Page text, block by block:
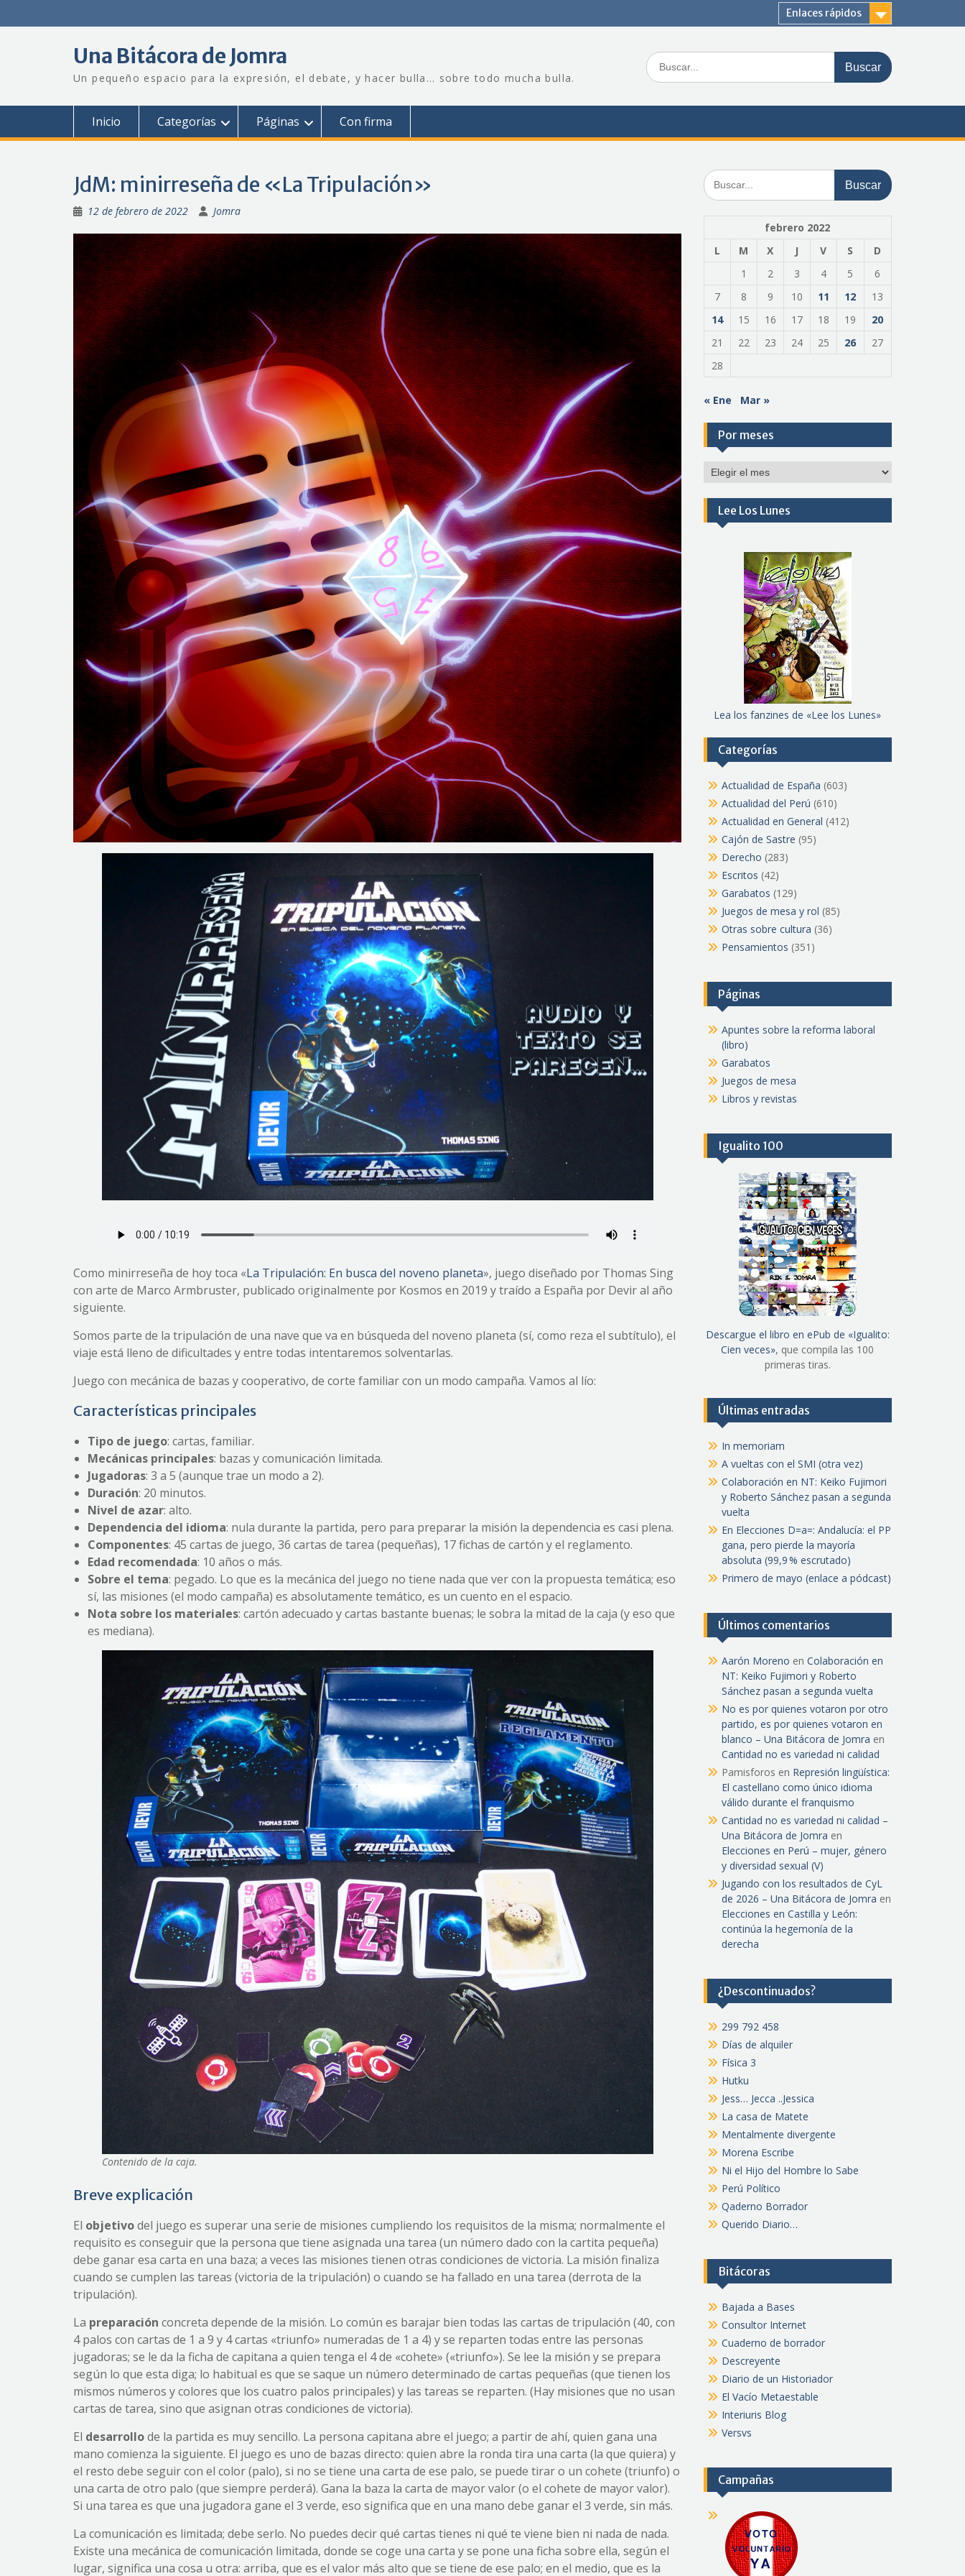
Enlaces rápidos
Una Bitácora de Jomra
Un pequeño espacio para la expresión, el debate, y hacer bulla… sobre todo mucha bulla.
Buscar:
Inicio Categorías Páginas Con firma
JdM: minirreseña de «La Tripulación»
12 de febrero de 2022 Jomra
Como minirreseña de hoy toca «La Tripulación: En busca del noveno planeta», juego diseñado por Thomas Sing
con arte de Marco Armbruster, publicado originalmente por Kosmos en 2019 y traído a España por Devir al año
siguiente.
Somos parte de la tripulación de una nave que va en búsqueda del noveno planeta (sí, como reza el subtítulo), el
viaje está lleno de dificultades y entre todas intentaremos solventarlas.
Juego con mecánica de bazas y cooperativo, de corte familiar con un modo campaña. Vamos al lío:
Características principales
Tipo de juego: cartas, familiar.
Mecánicas principales: bazas y comunicación limitada.
Jugadoras: 3 a 5 (aunque trae un modo a 2).
Duración: 20 minutos.
Nivel de azar: alto.
Dependencia del idioma: nula durante la partida, pero para preparar la misión la dependencia es casi plena.
Componentes: 45 cartas de juego, 36 cartas de tarea (pequeñas), 17 fichas de cartón y el reglamento.
Edad recomendada: 10 años o más.
Sobre el tema: pegado. Lo que es la mecánica del juego no tiene nada que ver con la propuesta temática; eso
sí, las misiones (el modo campaña) es absolutamente temático, es un cuento en el espacio.
Nota sobre los materiales: cartón adecuado y cartas bastante buenas; le sobra la mitad de la caja (y eso que
es mediana).
Contenido de la caja.
Breve explicación
El objetivodel juego es superar una serie de misiones cumpliendo los requisitos de la misma; normalmente el
requisito es conseguir que la persona que tiene asignada una tarea (un número dado con la cartita pequeña)
debe ganar esa carta en una baza; a veces las misiones tienen otras condiciones de victoria. La misión finaliza
cuando se cumplen las tareas (victoria de la tripulación) o cuando se ha fallado en una tarea (derrota de la
tripulación).
La preparación concreta depende de la misión. Lo común es barajar bien todas las cartas de tripulación (40, con
4 palos con cartas de 1 a 9 y 4 cartas «triunfo» numeradas de 1 a 4) y se reparten todas entre las personas
jugadoras; se le da la ficha de capitana a quien tenga el 4 de «cohete» («triunfo»). Se lee la misión y se prepara
según lo que esta diga; lo habitual es que se saque un número determinado de cartas pequeñas (que tienen los
mismos números y colores que los cuatro palos principales) y las tareas se reparten. (Hay misiones que no usan
cartas de tarea, sino que asignan otras condiciones de victoria).
El desarrollode la partida es muy sencillo. La persona capitana abre el juego; a partir de ahí, quien gana una
mano comienza la siguiente. El juego es uno de bazas directo: quien abre la ronda tira una carta (la que quiera) y
el resto debe seguir con el color (palo), si no se tiene una carta de ese palo, se puede tirar o un cohete (triunfo) o
una carta de otro palo (que siempre perderá). Gana la baza la carta de mayor valor (o el cohete de mayor valor).
Si una tarea es que una jugadora gane el 3 verde, eso significa que en una mano debe ganar el 3 verde, sin más.
La comunicación es limitada; debe serlo. No puedes decir qué cartas tienes ni qué te viene bien ni nada de nada.
Existe una mecánica de comunicación limitada, donde se coge una carta y se pone una ficha sobre ella, según el
lugar, significa una cosa u otra: arriba, que es el valor más alto que se tiene de ese palo; en el medio, que es la
Buscar:
febrero 2022
L
M X J V S
D
1
2 3 4 5
6
7
8 9 10 11 12
13
14
15 16 17 18 19
20
21
22 23 24 25 26
27
28
« Ene Mar »
Por meses
Por
Lee Los Lunes
Lea los fanzines de «Lee los Lunes»
Categorías
Actualidad de España (603)
Actualidad del Perú (610)
Actualidad en General (412)
Cajón de Sastre (95)
Derecho (283)
Escritos (42)
Garabatos (129)
Juegos de mesa y rol (85)
Otras sobre cultura (36)
Pensamientos (351)
Páginas
Apuntes sobre la reforma laboral
(libro)
Garabatos
Juegos de mesa
Libros y revistas
Igualito 100
Descargue el libro en ePub de «Igualito:
Cien veces», que compila las 100
primeras tiras.
Últimas entradas
In memoriam
A vueltas con el SMI (otra vez)
Colaboración en NT: Keiko Fujimori
y Roberto Sánchez pasan a segunda
vuelta
En Elecciones D=a=: Andalucía: el PP
gana, pero pierde la mayoría
absoluta (99,9 % escrutado)
Primero de mayo (enlace a pódcast)
Últimos comentarios
Aarón Moreno en Colaboración en
NT: Keiko Fujimori y Roberto
Sánchez pasan a segunda vuelta
No es por quienes votaron por otro
partido, es por quienes votaron en
blanco – Una Bitácora de Jomra en
Cantidad no es variedad ni calidad
Pamisforos en Represión lingüística:
El castellano como único idioma
válido durante el franquismo
Cantidad no es variedad ni calidad –
Una Bitácora de Jomra en
Elecciones en Perú – mujer, género
y diversidad sexual (V)
Jugando con los resultados de CyL
de 2026 – Una Bitácora de Jomra en
Elecciones en Castilla y León:
continúa la hegemonía de la
derecha
¿Descontinuados?
299 792 458
Días de alquiler
Física 3
Hutku
Jess… Jecca ..Jessica
La casa de Matete
Mentalmente divergente
Morena Escribe
Ni el Hijo del Hombre lo Sabe
Perú Político
Qaderno Borrador
Querido Diario…
Bitácoras
Bajada a Bases
Consultor Internet
Cuaderno de borrador
Descreyente
Diario de un Historiador
El Vacío Metaestable
Interiuris Blog
Versvs
Campañas